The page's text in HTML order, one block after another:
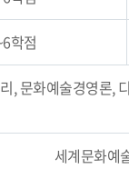
학점
, 문화예술경영론,
세계문화예